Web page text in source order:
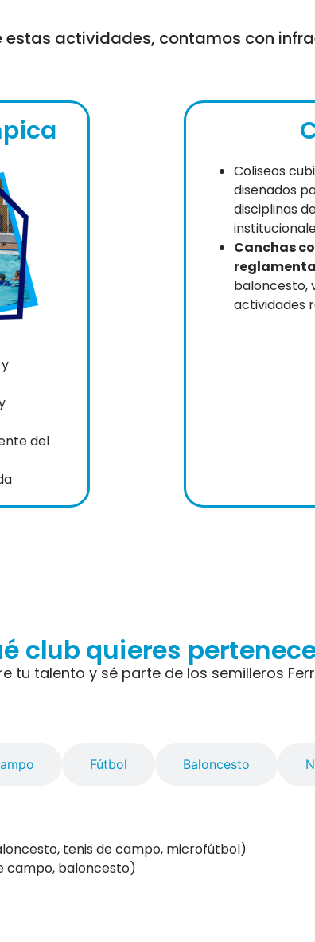
estas actividades, contamos con
del
Coliseos
diseñados
disciplinas
Canchas
baloncesto,
actividades
club quieres
tu talento y sé parte de los semilleros
Fútbol Baloncesto
tenis de campo, microfútbol)
campo, baloncesto)